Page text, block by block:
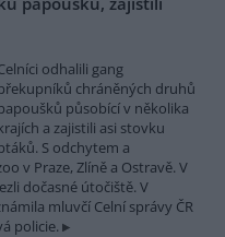
odhalili gang
chráněných druhů
působící v několika
a zajistili asi stovku
S odchytem a
v Praze, Zlíně a Ostravě. V
dočasné útočiště. V
mluvčí Celní správy ČR
policie.